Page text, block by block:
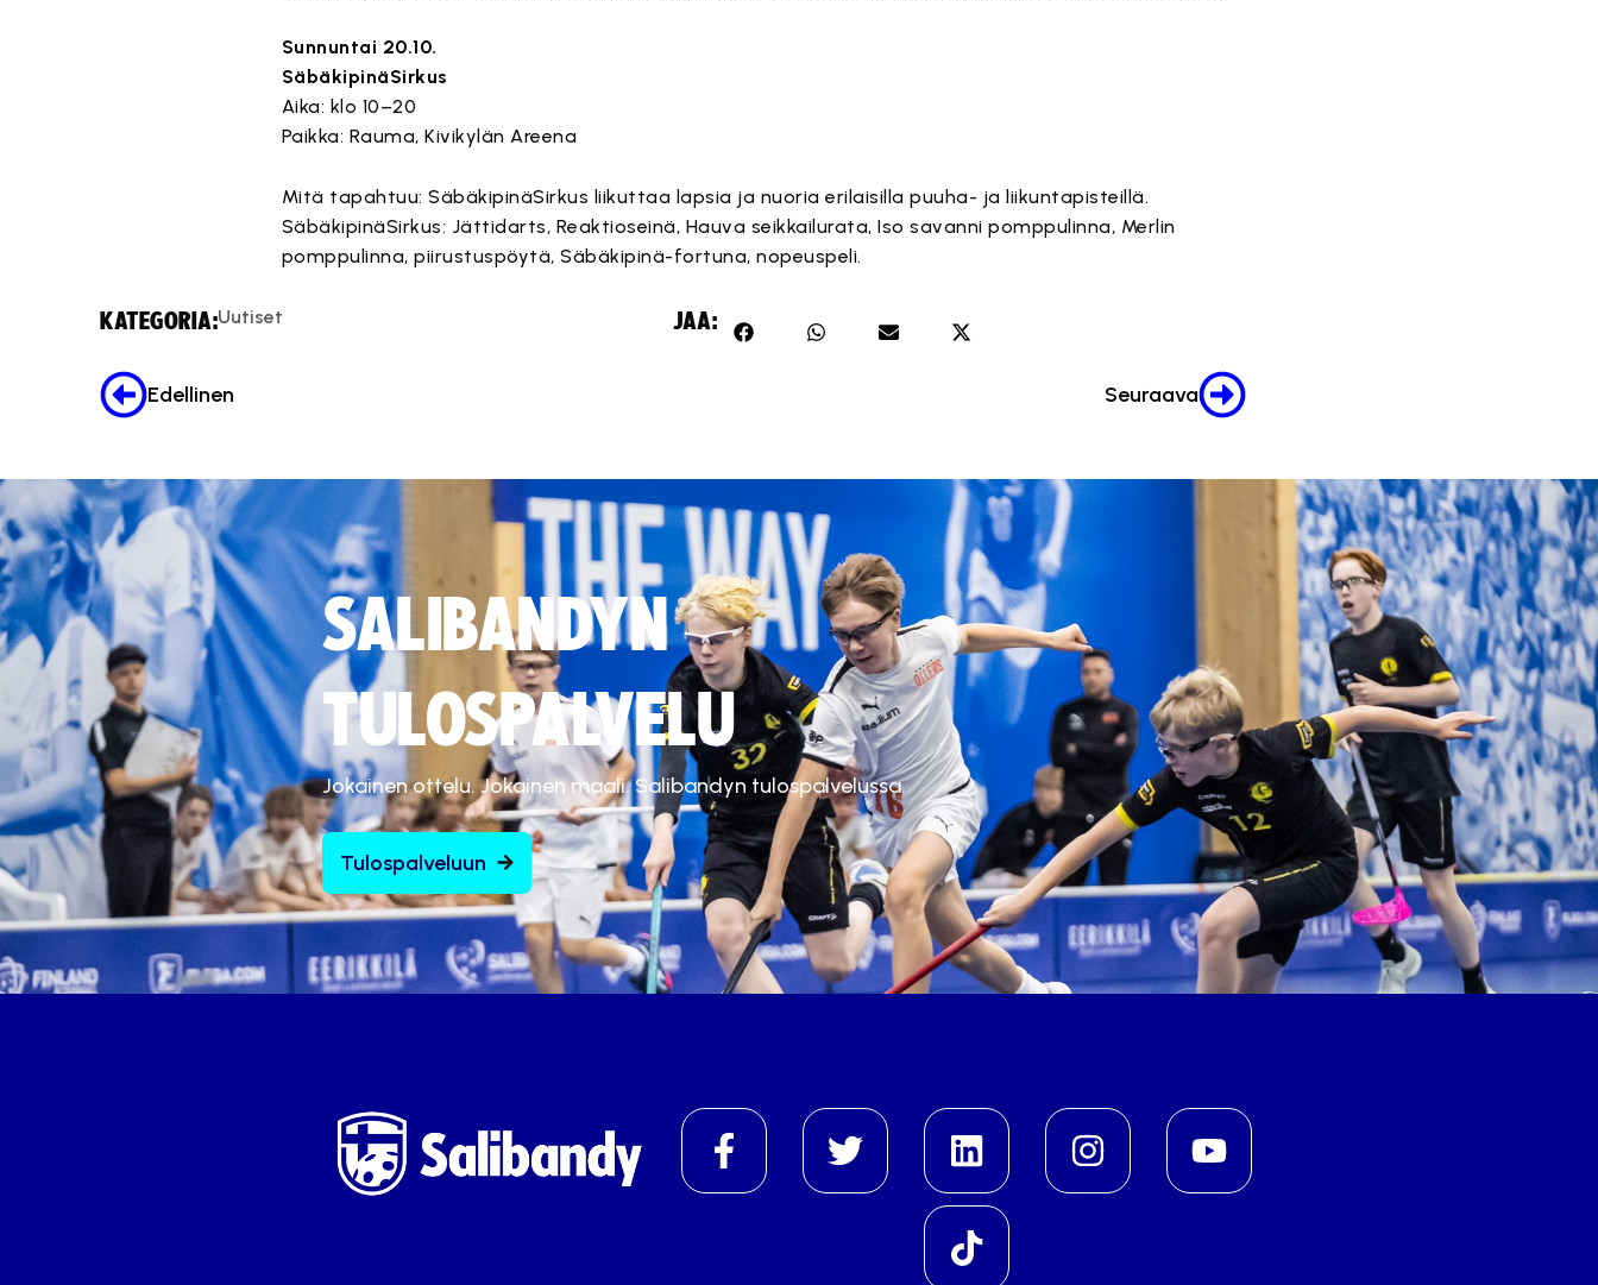
Sunnuntai 20.10.
SäbäkipinäSirkus
Aika: klo 10–20
Paikka: Rauma, Kivikylän Areena
Mitä tapahtuu: SäbäkipinäSirkus liikuttaa lapsia ja nuoria erilaisilla puuha- ja liikuntapisteillä.
SäbäkipinäSirkus: Jättidarts, Reaktioseinä, Hauva seikkailurata, Iso savanni pomppulinna, Merlin
pomppulinna, piirustuspöytä, Säbäkipinä-fortuna, nopeuspeli.
KATEGORIA:Uutiset JAA:
Edellinen Seuraava
SALIBANDYN
TULOSPALVELU
Jokainen ottelu. Jokainen maali. Salibandyn tulospalvelussa.
Tulospalveluun